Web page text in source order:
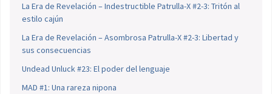
La Era de Revelación – Indestructible Patrulla-X #2-3: Tritón al
estilo cajún
La Era de Revelación – Asombrosa Patrulla-X #2-3: Libertad y
sus consecuencias
Undead Unluck #23: El poder del lenguaje
MAD #1: Una rareza nipona